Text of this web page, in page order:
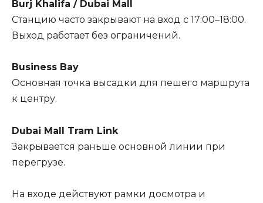
Burj Khalifa / Dubai Mall
Станцию часто закрывают на вход с 17:00–18:00.
Выход работает без ограничений.
Business Bay
Основная точка высадки для пешего маршрута
к центру.
Dubai Mall Tram Link
Закрывается раньше основной линии при
перегрузе.
На входе действуют рамки досмотра и